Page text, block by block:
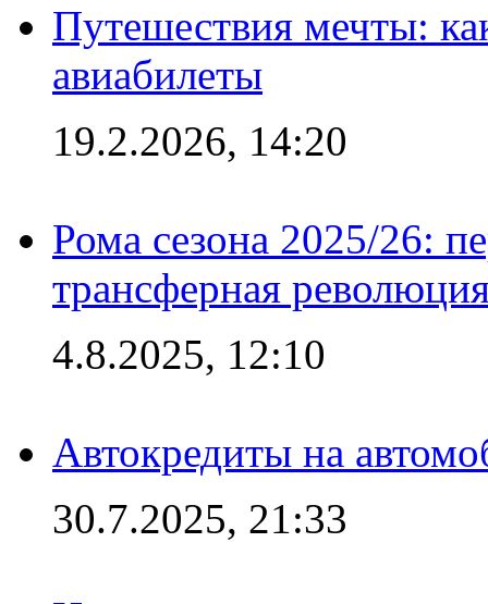
Путешествия мечты:
авиабилеты
19.2.2026, 14:20
Рома сезона 2025/26:
трансферная
4.8.2025, 12:10
Автокредиты на
30.7.2025, 21:33